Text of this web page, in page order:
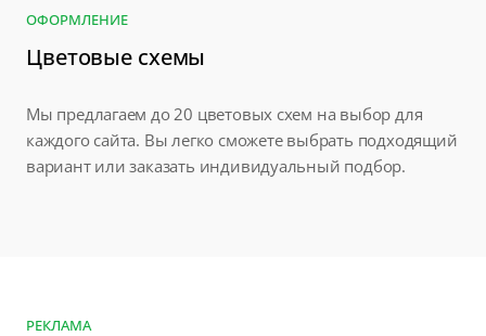
ОФОРМЛЕНИЕ
Цветовые схемы
Мы предлагаем до 20 цветовых схем на выбор для
каждого сайта. Вы легко сможете выбрать подходящий
вариант или заказать индивидуальный подбор.
РЕКЛАМА